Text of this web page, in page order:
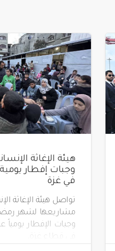
في غزة
مشاريعها لشهر
في قطاع غزة.